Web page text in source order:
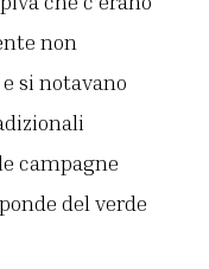
non
si notavano
campagne
del verde